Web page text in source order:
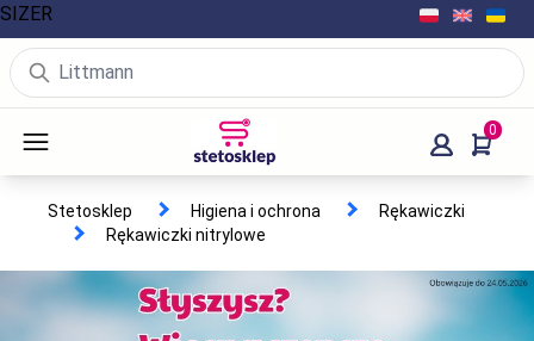
0
Stetosklep Higiena i ochrona
Rękawiczki
Rękawiczki nitrylowe
SIZER